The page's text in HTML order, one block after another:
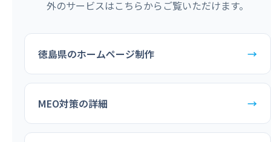
外のサービスはこちらからご覧いただけます。
徳島県のホームページ制作 →
MEO対策の詳細 →